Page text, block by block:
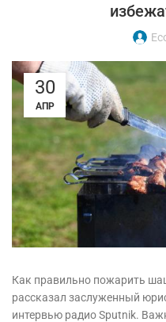
30
АПР
Как правильно пожарить
рассказал заслуженный
интервью радио Sputnik.